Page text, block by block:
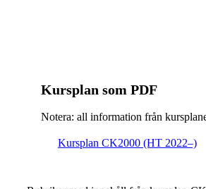
Kursplan som PDF
Notera: all information från
Kursplan CK2000 (HT 2022–)